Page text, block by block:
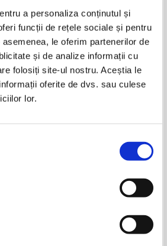
a personaliza conținutul și
funcții de rețele sociale și pentru
le oferim partenerilor de
și de analize informații cu
folosiți site-ul nostru. Aceștia le
oferite de dvs. sau culese
lor.
Le musee Peles (franceza)
Pret: 16,00Lei 6,40 Lei